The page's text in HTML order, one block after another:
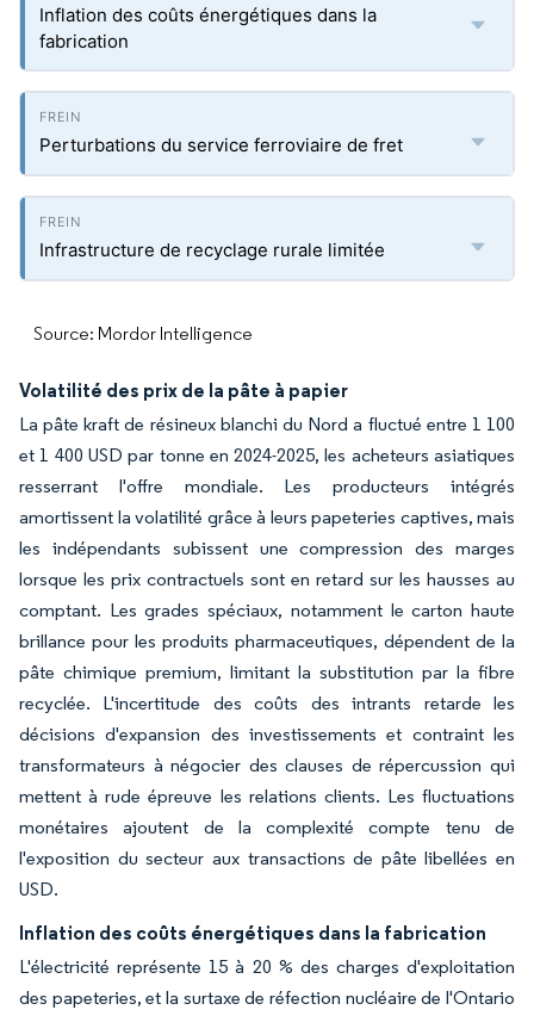
Inflation des coûts énergétiques dans la
fabrication
Perturbations du service ferroviaire de fret
Infrastructure de recyclage rurale limitée
Source: Mordor Intelligence
Volatilité des prix de la pâte à papier
La pâte kraft de résineux blanchi du Nord a fluctué entre 1 100
et 1 400 USD par tonne en 2024-2025, les acheteurs asiatiques
resserrant l'offre mondiale. Les producteurs intégrés
amortissent la volatilité grâce à leurs papeteries captives, mais
les indépendants subissent une compression des marges
lorsque les prix contractuels sont en retard sur les hausses au
comptant. Les grades spéciaux, notamment le carton haute
brillance pour les produits pharmaceutiques, dépendent de la
pâte chimique premium, limitant la substitution par la fibre
recyclée. L'incertitude des coûts des intrants retarde les
décisions d'expansion des investissements et contraint les
transformateurs à négocier des clauses de répercussion qui
mettent à rude épreuve les relations clients. Les fluctuations
monétaires ajoutent de la complexité compte tenu de
l'exposition du secteur aux transactions de pâte libellées en
USD.
Inflation des coûts énergétiques dans la fabrication
L'électricité représente 15 à 20 % des charges d'exploitation
des papeteries, et la surtaxe de réfection nucléaire de l'Ontario